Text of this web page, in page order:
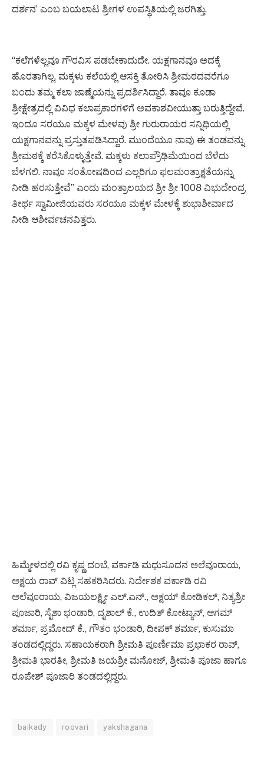
ದರ್ಶನ’ ಎಂಬ ಬಯಲಾಟ ಶ್ರೀಗಳ ಉಪಸ್ಥಿತಿಯಲ್ಲಿ ಜರಗಿತ್ತು.
“ಕಲೆಗಳೆಲ್ಲವೂ ಗೌರವಿಸ ಪಡಬೇಕಾದುದೇ. ಯಕ್ಷಗಾನವೂ ಅದಕ್ಕೆ
ಹೊರತಾಗಿಲ್ಲ. ಮಕ್ಕಳು ಕಲೆಯಲ್ಲಿ ಆಸಕ್ತಿ ತೋರಿಸಿ ಶ್ರೀಮಠದವರೆಗೂ
ಬಂದು ತಮ್ಮ ಕಲಾ ಜಾಣ್ಮೆಯನ್ನು ಪ್ರದರ್ಶಿಸಿದ್ದಾರೆ. ತಾವೂ ಕೂಡಾ
ಶ್ರೀಕ್ಷೇತ್ರದಲ್ಲಿ ವಿವಿಧ ಕಲಾಪ್ರಕಾರಗಳಿಗೆ ಅವಕಾಶವೀಯುತ್ತಾ ಬರುತ್ತಿದ್ದೇವೆ.
ಇಂದೂ ಸರಯೂ ಮಕ್ಕಳ ಮೇಳವು ಶ್ರೀ ಗುರುರಾಯರ ಸನ್ನಿಧಿಯಲ್ಲಿ
ಯಕ್ಷಗಾನವನ್ನು ಪ್ರಸ್ತುತಪಡಿಸಿದ್ದಾರೆ. ಮುಂದೆಯೂ ನಾವು ಈ ತಂಡವನ್ನು
ಶ್ರೀಮಠಕ್ಕೆ ಕರೆಸಿಕೊಳ್ಳುತ್ತೇವೆ. ಮಕ್ಕಳು ಕಲಾಪ್ರೌಢಿಮೆಯಿಂದ ಬೆಳೆದು
ಬೆಳಗಲಿ. ನಾವೂ ಸಂತೋಷದಿಂದ ಎಲ್ಲರಿಗೂ ಫಲಮಂತ್ರಾಕ್ಷತೆಯನ್ನು
ನೀಡಿ ಹರಸುತ್ತೇವೆ” ಎ೦ದು ಮಂತ್ರಾಲಯದ ಶ್ರೀ ಶ್ರೀ 1008 ವಿಭುದೇಂದ್ರ
ತೀರ್ಥ ಸ್ವಾಮೀಜಿಯವರು ಸರಯೂ ಮಕ್ಕಳ ಮೇಳಕ್ಕೆ ಶುಭಾಶೀರ್ವಾದ
ನೀಡಿ ಆಶೀರ್ವಚನವಿತ್ತರು.
ಹಿಮ್ಮೇಳದಲ್ಲಿ ರವಿ ಕೃಷ್ಣ ದಂಬೆ, ವರ್ಕಾಡಿ ಮಧುಸೂದನ ಅಲೆವೂರಾಯ,
ಅಕ್ಷಯ ರಾವ್ ವಿಟ್ಲ ಸಹಕರಿಸಿದರು. ನಿರ್ದೇಶಕ ವರ್ಕಾಡಿ ರವಿ
ಅಲೆವೂರಾಯ, ವಿಜಯಲಕ್ಷ್ಮೀ ಎಲ್.ಎನ್., ಅಕ್ಷಯ್ ಕೋಡಿಕಲ್, ನಿತ್ಯಶ್ರೀ
ಪೂಜಾರಿ, ಸೈಶಾ ಭಂಡಾರಿ, ದೃಶಾಲ್ ಕೆ., ಉದಿತ್ ಕೋಟ್ಯಾನ್, ಆಗಮ್
ಶರ್ಮಾ, ಪ್ರಮೋದ್ ಕೆ., ಗೌತಂ ಭಂಡಾರಿ, ದೀಪಕ್ ಶರ್ಮಾ, ಕುಸುಮಾ
ತಂಡದಲ್ಲಿದ್ದರು. ಸಹಾಯಕರಾಗಿ ಶ್ರೀಮತಿ ಪೂರ್ಣಿಮಾ ಪ್ರಭಾಕರ ರಾವ್,
ಶ್ರೀಮತಿ ಭಾರತೀ, ಶ್ರೀಮತಿ ಜಯಶ್ರೀ ಮನೋಜ್‌, ಶ್ರೀಮತಿ ಪೂಜಾ ಹಾಗೂ
ರೂಪೇಶ್ ಪೂಜಾರಿ ತಂಡದಲ್ಲಿದ್ದರು.
baikady roovari yakshagana